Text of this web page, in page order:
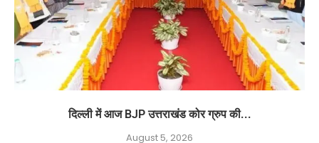
दिल्ली में आज BJP उत्तराखंड कोर ग्रुप की...
August 5, 2026